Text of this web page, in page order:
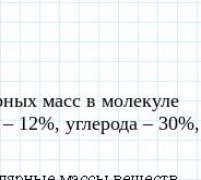
масс в молекуле
12%, углерода – 30%,